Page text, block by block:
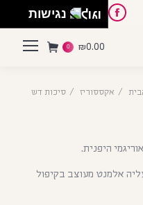
Facebook
Pinterest
Instagram
English
₪0.00
0
אקססוריז סיכות דש
היפנית.
אלמנט מעוצב בקיפול
נגישות